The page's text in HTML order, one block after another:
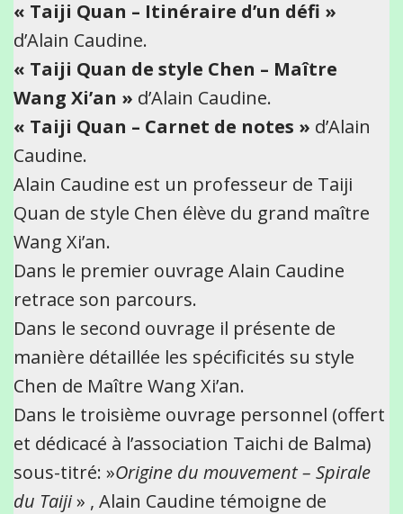
« Taiji Quan – Itinéraire d’un défi »
d’Alain Caudine.
« Taiji Quan de style Chen – Maître
Wang Xi’an » d’Alain Caudine.
« Taiji Quan – Carnet de notes » d’Alain
Caudine.
Alain Caudine est un professeur de Taiji
Quan de style Chen élève du grand maître
Wang Xi’an.
Dans le premier ouvrage Alain Caudine
retrace son parcours.
Dans le second ouvrage il présente de
manière détaillée les spécificités su style
Chen de Maître Wang Xi’an.
Dans le troisième ouvrage personnel (offert
et dédicacé à l’association Taichi de Balma)
sous-titré: »Origine du mouvement – Spirale
du Taiji» , Alain Caudine témoigne de